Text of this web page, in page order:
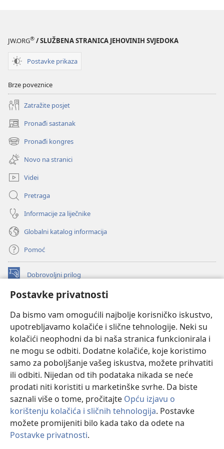
Postavke privatnosti
Da bismo vam omogućili najbolje korisničko iskustvo,
upotrebljavamo kolačiće i slične tehnologije. Neki su
kolačići neophodni da bi naša stranica funkcionirala i
ne mogu se odbiti. Dodatne kolačiće, koje koristimo
samo za poboljšanje vašeg iskustva, možete prihvatiti
ili odbiti. Nijedan od tih podataka nikada se neće
prodati niti koristiti u marketinške svrhe. Da biste
saznali više o tome, pročitajte Opću izjavu o
korištenju kolačića i sličnih tehnologija. Postavke
možete promijeniti bilo kada tako da odete na
Postavke privatnosti.
s
Bogom
s
JW.ORG® / SLUŽBENA STRANICA JEHOVINIH SVJEDOKA
Postavke prikaza
Brze poveznice
Zatražite posjet
Pronađi sastanak
(otvara
se
novi
prozor)
Pronađi kongres
(otvara
se
novi
prozor)
Novo na stranici
Videi
Pretraga
Informacije za liječnike
Globalni katalog informacija
Pomoć
Dobrovoljni prilog
(otvara
novi
INTERNETSKA BIBLIOTEKA Watchtower
se
novi
prozor)
JW Hub
(otvara
se
novi
JW Library
Watchtower Library
Copyright© 2026 Watch Tower Bible and Tract Society of Pennsylvania.
UVJETI KORIŠTENJA|